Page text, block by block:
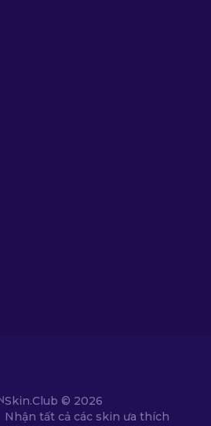
Skin.Club © 2026
Nhận tất cả các skin ưa thích